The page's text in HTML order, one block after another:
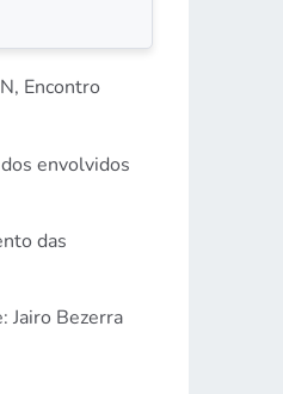
Encontro
envolvidos
das
Jairo Bezerra